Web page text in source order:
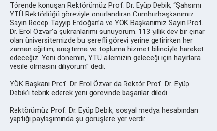
Törende konuşan Rektörümüz Prof. Dr. Eyüp Debik, “Şahsımı
YTÜ Rektörlüğü göreviyle onurlandıran Cumhurbaşkanımız
Sayın Recep Tayyip Erdoğan’a ve YÖK Başkanımız Sayın Prof.
Dr. Erol Özvar’a şükranlarımı sunuyorum. 113 yıllık dev bir çınar
olan üniversitemizde bu şerefli görevi yerine getirirken her
zaman eğitim, araştırma ve topluma hizmet bilinciyle hareket
edeceğiz. Yeni dönemin, YTÜ ailemizin geleceği için hayırlara
vesile olmasını diliyorum” dedi.
YÖK Başkanı Prof. Dr. Erol Özvar da Rektör Prof. Dr. Eyüp
Debik’i tebrik ederek yeni görevinde başarılar diledi.
Rektörümüz Prof. Dr. Eyüp Debik, sosyal medya hesabından
yaptığı paylaşımında şu görüşlere yer verdi: